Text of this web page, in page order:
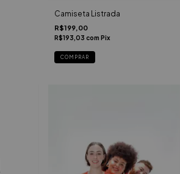
Camiseta Listrada
R$199,00
R$193,03 com Pix
COMPRAR